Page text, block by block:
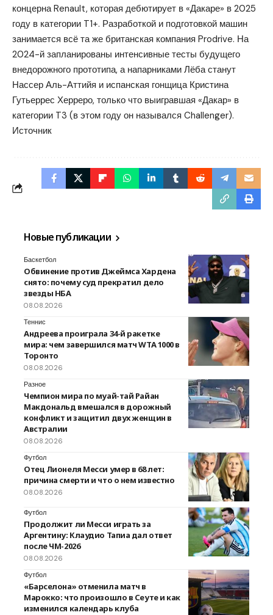
концерна Renault, которая дебютирует в «Дакаре» в 2025
году в категории T1+. Разработкой и подготовкой машин
занимается всё та же британская компания Prodrive. На
2024-й запланированы интенсивные тесты будущего
внедорожного прототипа, а напарниками Лёба станут
Нассер Аль-Аттийя и испанская гонщица Кристина
Гутьеррес Херреро, только что выигравшая «Дакар» в
категории T3 (в этом году он назывался Challenger).
Источник
Новые публикации
Баскетбол
Обвинение против Джеймса Хардена
снято: почему суд прекратил дело
звезды НБА
08.08.2026
Теннис
Андреева проиграла 34-й ракетке
мира: чем завершился матч WTA 1000 в
Торонто
08.08.2026
Разное
Чемпион мира по муай-тай Райан
Макдональд вмешался в дорожный
конфликт и защитил двух женщин в
Австралии
08.08.2026
Футбол
Отец Лионеля Месси умер в 68 лет:
причина смерти и что о нем известно
08.08.2026
Футбол
Продолжит ли Месси играть за
Аргентину: Клаудио Тапиа дал ответ
после ЧМ-2026
08.08.2026
Футбол
«Барселона» отменила матч в
Марокко: что произошло в Сеуте и как
изменился календарь клуба